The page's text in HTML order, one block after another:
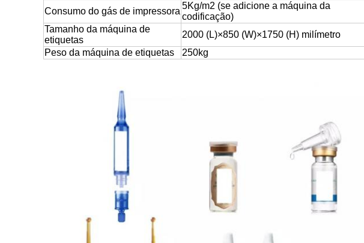
Consumo do gás de impressora
5Kg/m2 (se adicione a máquina da
codificação)
Tamanho da máquina de
etiquetas
2000 (L)×850 (W)×1750 (H) milímetro
Peso da máquina de etiquetas
250kg